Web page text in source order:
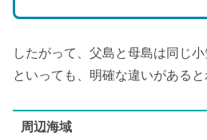
したがって、父島と母島は同じ
といっても、明確な違いがあると
周辺海域